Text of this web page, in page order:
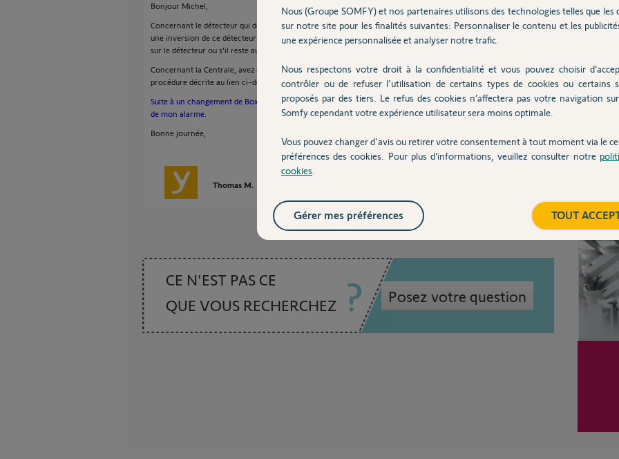
Bonjour Michel,
Concernant le détecteur qui déclenche de manière intempestive, pourriez-vous effectuer
une inversion de ce détecteur avec un autre qui fonctionne bien et voir si le défaut persiste
sur le détecteur ou s'il reste au même endroit ?
Concernant la Centrale, avez-vous effectué une remise à zéro du module IP en suivant la
procédure décrite au lien ci-dessous :
Suite à un changement de Box ADSL, je n'arrive plus à me connecter à mon interface PC
de mon alarme.
Bonne journée,
Thomas M.
CE N'EST PAS CE
QUE VOUS RECHERCHEZ
Posez votre question
alarme somfy protexial / accès à distance
livebox6
Nous (Groupe SOMFY) et nos partenaires utilisons des technologies telles que les
sur notre site pour les finalités suivantes: Personnaliser le contenu et les
une expérience personnalisée et analyser notre trafic.
Nous respectons votre droit à la confidentialité et vous pouvez choisir
contrôler ou de refuser l'utilisation de certains types de cookies ou certains
proposés par des tiers. Le refus des cookies n’affectera pas votre navigation
Somfy cependant votre expérience utilisateur sera moins optimale.
Vous pouvez changer d'avis ou retirer votre consentement à tout moment via le
préférences des cookies. Pour plus d’informations, veuillez consulter notre
cookies
TOUT
Gérer mes préférences